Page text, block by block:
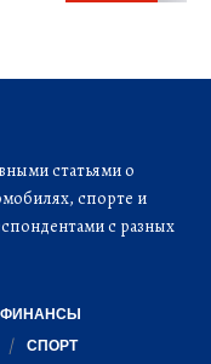
статьями о
спорте и
с разных
ФИНАНСЫ
СПОРТ